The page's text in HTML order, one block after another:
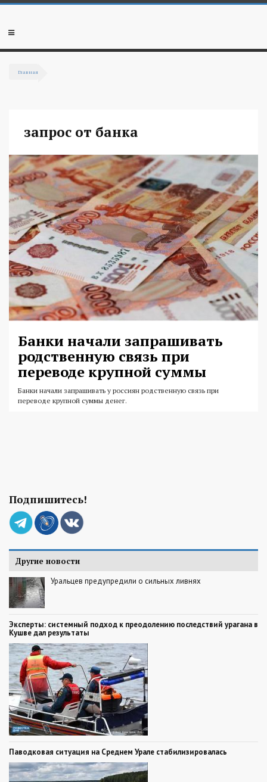
Перейти к основному содержанию
Мобильное
Главная
запрос от банка
Банки начали запрашивать
родственную связь при
переводе крупной суммы
Банки начали запрашивать у россиян родственную связь при
переводе крупной суммы денег.
Подпишитесь!
Другие новости
Уральцев предупредили о сильных ливнях
Эксперты: системный подход к преодолению последствий урагана в
Кушве дал результаты
Паводковая ситуация на Среднем Урале стабилизировалась